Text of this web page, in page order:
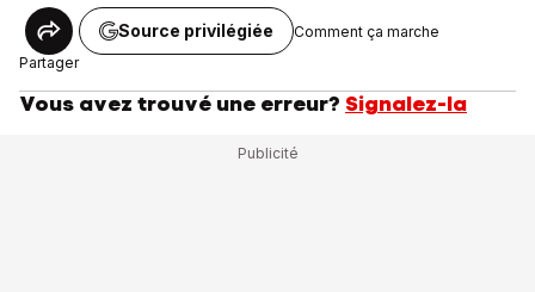
Partager
Source privilégiée Comment ça marche
Vous avez trouvé une erreur? Signalez-la